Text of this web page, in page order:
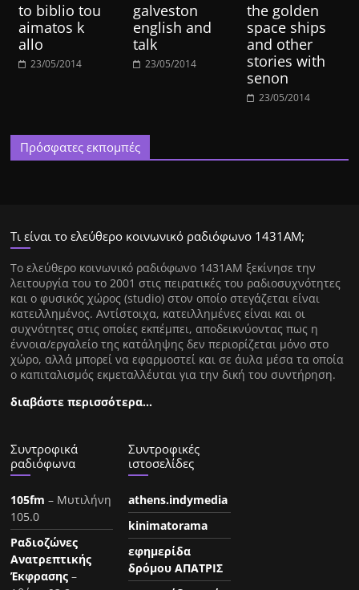
to biblio tou
aimatos k
allo
23/05/2014
galveston
english and
talk
23/05/2014
the golden
space ships
and other
stories with
senon
23/05/2014
Πρόσφατες εκπομπές
Τι είναι το ελεύθερο κοινωνικό ραδιόφωνο 1431ΑΜ;
Tο ελεύθερο κοινωνικό ραδιόφωνο 1431AM ξεκίνησε την
λειτουργία του το 2001 στις πειρατικές του ραδιοσυχνότητες
και ο φυσικός χώρος (studio) στον οποίο στεγάζεται είναι
κατειλλημένος. Αντίστοιχα, κατειλλημένες είναι και οι
συχνότητες στις οποίες εκπέμπει, αποδεικνύοντας πως η
έννοια/εργαλείο της κατάληψης δεν περιορίζεται μόνο στο
χώρο, αλλά μπορεί να εφαρμοστεί και σε άυλα μέσα τα οποία
ο καπιταλισμός εκμεταλλέυται για την δική του συντήρηση.
διαβάστε περισσότερα…
Συντροφικά
ραδιόφωνα
105fm – Μυτιλήνη
105.0
Ραδιοζώνες
Ανατρεπτικής
Έκφρασης –
Συντροφικές
ιστοσελίδες
athens.indymedia
kinimatorama
εφημερίδα
δρόμου ΑΠΑΤΡΙΣ